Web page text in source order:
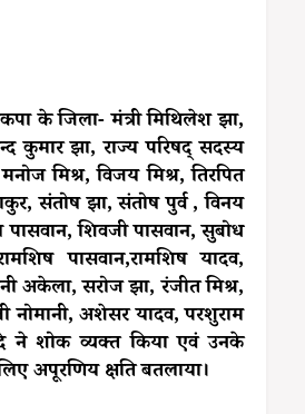
के जिला- मंत्री मिथिलेश झा,
कुमार झा, राज्य परिषद् सदस्य
मिश्र, विजय मिश्र, तिरपित
संतोष झा, संतोष पुर्व , विनय
पासवान, शिवजी पासवान, सुबोध
पासवान,रामशिष यादव,
अकेला, सरोज झा, रंजीत मिश्र,
नोमानी, अशेसर यादव, परशुराम
ने शोक व्यक्त किया एवं उनके
अपूरणिय क्षति बतलाया।